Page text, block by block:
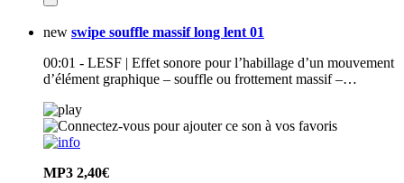
new swipe souffle massif long lent 01
00:01 - LESF | Effet sonore pour l’habillage d’un mouvement
d’élément graphique – souffle ou frottement massif –…
MP3 2,40€